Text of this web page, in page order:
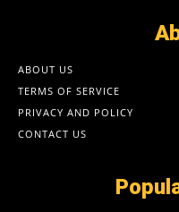
ABOUT US
TERMS OF SERVICE
PRIVACY AND POLICY
CONTACT US